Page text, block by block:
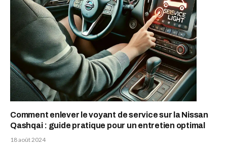
Comment enlever le voyant de service sur la Nissan
Qashqai : guide pratique pour un entretien optimal
18 août 2024